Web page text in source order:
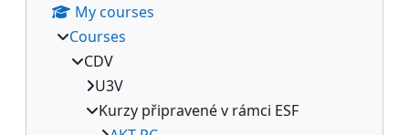
My courses
Courses
CDV
U3V
Kurzy připravené v rámci ESF